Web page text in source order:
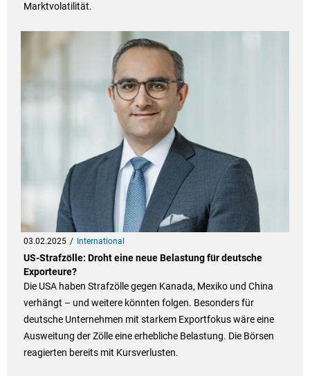
Marktvolatilität.
03.02.2025 International
US-Strafzölle: Droht eine neue Belastung für deutsche
Exporteure?
Die USA haben Strafzölle gegen Kanada, Mexiko und China
verhängt – und weitere könnten folgen. Besonders für
deutsche Unternehmen mit starkem Exportfokus wäre eine
Ausweitung der Zölle eine erhebliche Belastung. Die Börsen
reagierten bereits mit Kursverlusten.